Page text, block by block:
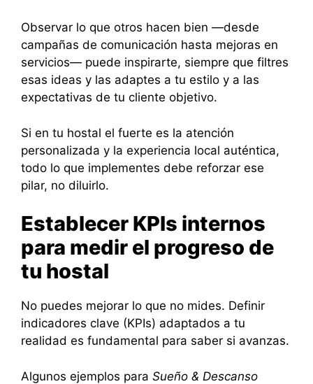
Observar lo que otros hacen bien —desde
campañas de comunicación hasta mejoras en
servicios— puede inspirarte, siempre que filtres
esas ideas y las adaptes a tu estilo y a las
expectativas de tu cliente objetivo.
Si en tu hostal el fuerte es la atención
personalizada y la experiencia local auténtica,
todo lo que implementes debe reforzar ese
pilar, no diluirlo.
Establecer KPIs internos
para medir el progreso de
tu hostal
No puedes mejorar lo que no mides. Definir
indicadores clave (KPIs) adaptados a tu
realidad es fundamental para saber si avanzas.
Algunos ejemplos para Sueño & Descanso